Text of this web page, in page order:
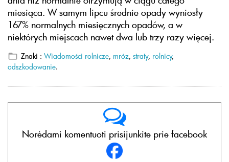
miesiąca. W samym lipcu średnie opady wyniosły
167% normalnych miesięcznych opadów, a w
niektórych miejscach nawet dwa lub trzy razy więcej.
Znaki : Wiadomości rolnicze, mróz, straty, rolnicy,
odszkodowanie.
Norėdami komentuoti prisijunkite prie facebook